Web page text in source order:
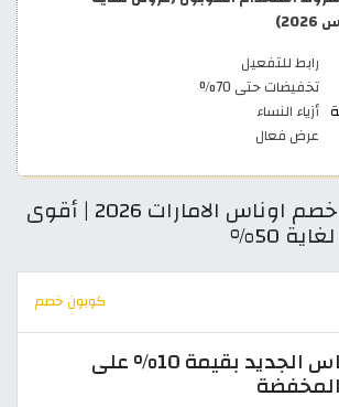
رابط للتفعيل
تخفيضات حتى 70%
أزياء النساء
عرض فعال
المزيد من كود خصم اوناس الامارات 2026 | أقوى
كوبون خصم
كود خصم اوناس الجديد بقيمة 10% على